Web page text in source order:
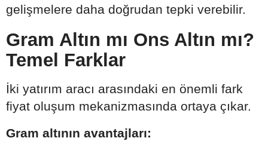
gelişmelere daha doğrudan tepki verebilir.
Gram Altın mı Ons Altın mı?
Temel Farklar
İki yatırım aracı arasındaki en önemli fark
fiyat oluşum mekanizmasında ortaya çıkar.
Gram altının avantajları: